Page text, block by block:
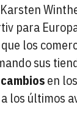
para
los
sus
en los
los últimos